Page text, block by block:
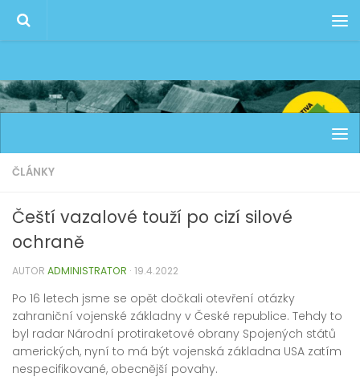
ČLÁNKY
Čeští vazalové touží po cizí silové
ochraně
AUTOR ADMINISTRATOR · 19.4.2022
Po 16 letech jsme se opět dočkali otevření otázky
zahraniční vojenské základny v České republice. Tehdy to
byl radar Národní protiraketové obrany Spojených států
amerických, nyní to má být vojenská základna USA zatím
nespecifikované, obecnější povahy.